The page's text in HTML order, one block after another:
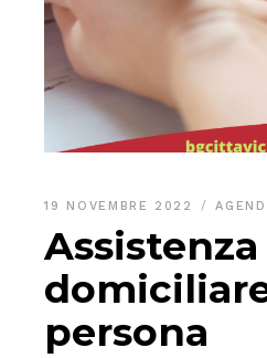
19 NOVEMBRE 2022
Assistenza
persona